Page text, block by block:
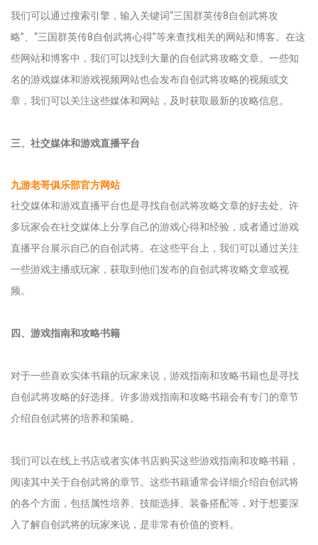
我们可以通过搜索引擎，输入关键词“三国群英传8自创武将攻
略”、“三国群英传8自创武将心得”等来查找相关的网站和博客。在这
些网站和博客中，我们可以找到大量的自创武将攻略文章。一些知
名的游戏媒体和游戏视频网站也会发布自创武将攻略的视频或文
章，我们可以关注这些媒体和网站，及时获取最新的攻略信息。
三、社交媒体和游戏直播平台
九游老哥俱乐部官方网站
社交媒体和游戏直播平台也是寻找自创武将攻略文章的好去处。许
多玩家会在社交媒体上分享自己的游戏心得和经验，或者通过游戏
直播平台展示自己的自创武将。在这些平台上，我们可以通过关注
一些游戏主播或玩家，获取到他们发布的自创武将攻略文章或视
频。
四、游戏指南和攻略书籍
对于一些喜欢实体书籍的玩家来说，游戏指南和攻略书籍也是寻找
自创武将攻略的好选择。许多游戏指南和攻略书籍会有专门的章节
介绍自创武将的培养和策略。
我们可以在线上书店或者实体书店购买这些游戏指南和攻略书籍，
阅读其中关于自创武将的章节。这些书籍通常会详细介绍自创武将
的各个方面，包括属性培养、技能选择、装备搭配等，对于想要深
入了解自创武将的玩家来说，是非常有价值的资料。